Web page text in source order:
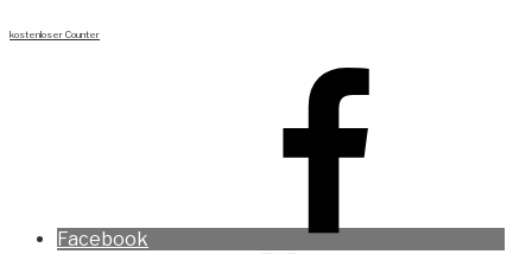
kostenloser Counter
Facebook